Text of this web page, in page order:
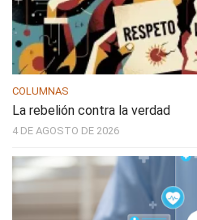
COLUMNAS
La rebelión contra la verdad
4 DE AGOSTO DE 2026